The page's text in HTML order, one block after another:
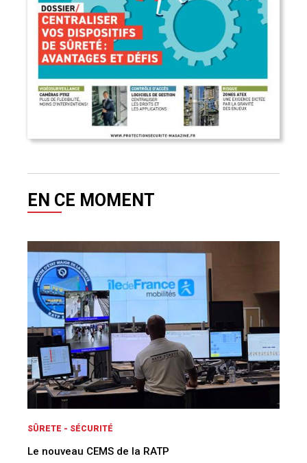
EN CE MOMENT
SÛRETE - SÉCURITÉ
Le nouveau CEMS de la RATP